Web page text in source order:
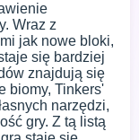
Wraz z
jak nowe bloki,
się bardziej
znajdują się
biomy, Tinkers'
narzędzi,
gry. Z tą listą